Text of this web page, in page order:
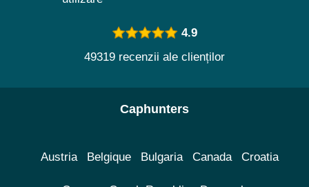
4.9
49319 recenzii ale clienților
Caphunters
Austria Belgique Bulgaria Canada Croatia